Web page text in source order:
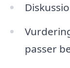
passer